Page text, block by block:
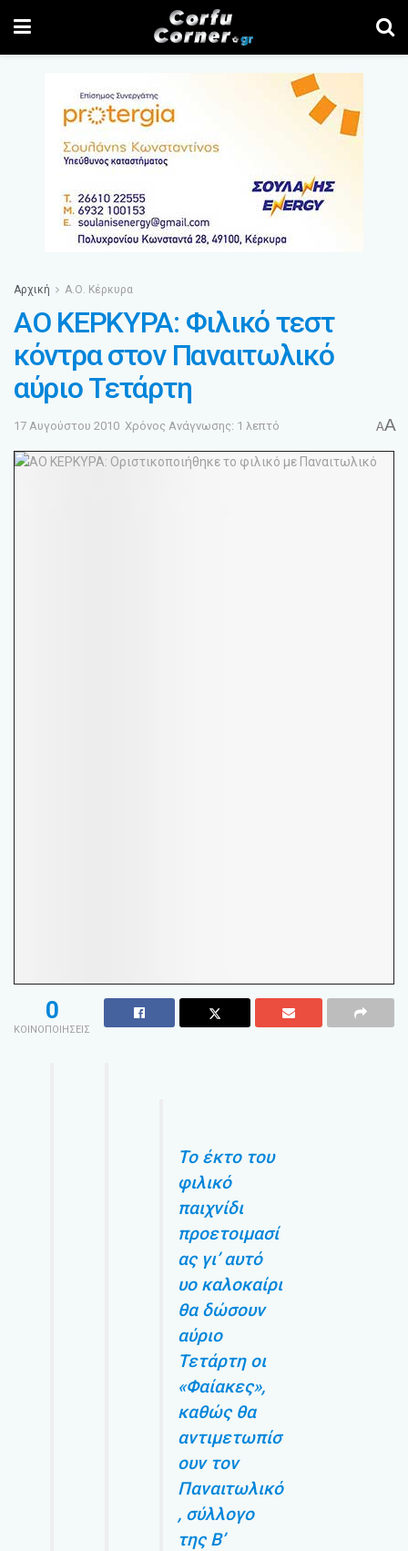
Αρχική Α.Ο. Κέρκυρα
ΑΟ ΚΕΡΚΥΡΑ: Φιλικό τεστ
κόντρα στον Παναιτωλικό
αύριο Τετάρτη
17 Αυγούστου 2010 Χρόνος Ανάγνωσης: 1 λεπτό AA
0
ΚΟΙΝΟΠΟΙΗΣΕΙΣ
Το έκτο του
φιλικό
παιχνίδι
προετοιμασί
ας γι’ αυτό
υο καλοκαίρι
θα δώσουν
αύριο
Τετάρτη οι
«Φαίακες»,
καθώς θα
αντιμετωπίσ
ουν τον
Παναιτωλικό
, σύλλογο
της Β’